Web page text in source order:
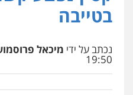
גל דהן –
בטייבה
נכתב על ידי מיכאל
19:50